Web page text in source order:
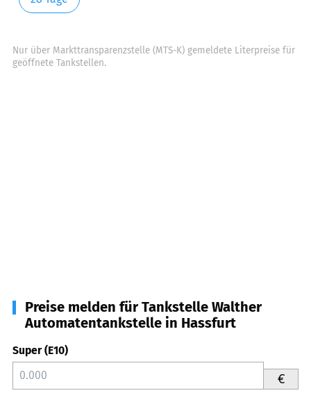
Nur über Markttransparenzstelle (MTS-K) gemeldete Literpreise für
geöffnete Tankstellen.
Preise melden für Tankstelle Walther
Automatentankstelle in Hassfurt
Super (E10)
€